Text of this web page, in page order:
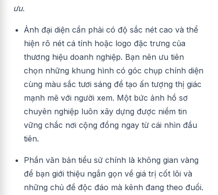
ưu.
Ảnh đại diện cần phải có độ sắc nét cao và thể
hiện rõ nét cá tính hoặc logo đặc trưng của
thương hiệu doanh nghiệp. Bạn nên ưu tiên
chọn những khung hình có góc chụp chính diện
cùng màu sắc tươi sáng để tạo ấn tượng thị giác
mạnh mẽ với người xem. Một bức ảnh hồ sơ
chuyên nghiệp luôn xây dựng được niềm tin
vững chắc nơi cộng đồng ngay từ cái nhìn đầu
tiên.
Phần văn bản tiểu sử chính là không gian vàng
để bạn giới thiệu ngắn gọn về giá trị cốt lõi và
những chủ đề độc đáo mà kênh đang theo đuổi.